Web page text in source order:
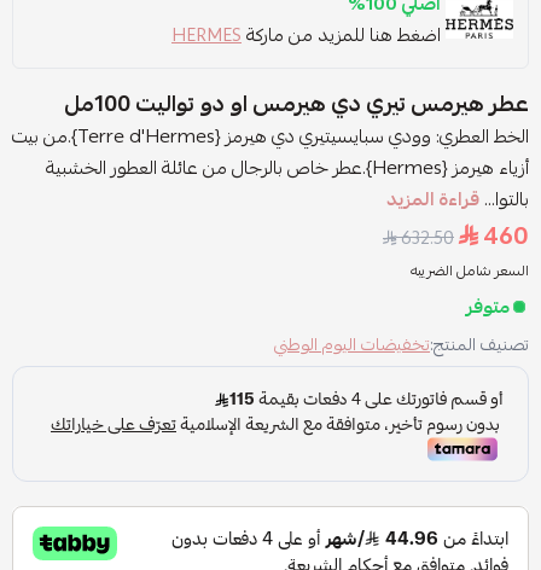
اضغط هنا للمزيد من ماركةHERMES
عطر هيرمس تيري دي هيرمس او دو تواليت 100مل
الخط العطري: وودي سبايسيتيري دي هيرمز {Terre d'Hermes}.من بيت
أزياء هيرمز {Hermes}.عطر خاص بالرجال من عائلة العطور الخشبية
بالتوا...قراءة المزيد
460
632.50
السعر شامل الضريبه
متوفر
تصنيف المنتج:تخفيضات اليوم الوطني